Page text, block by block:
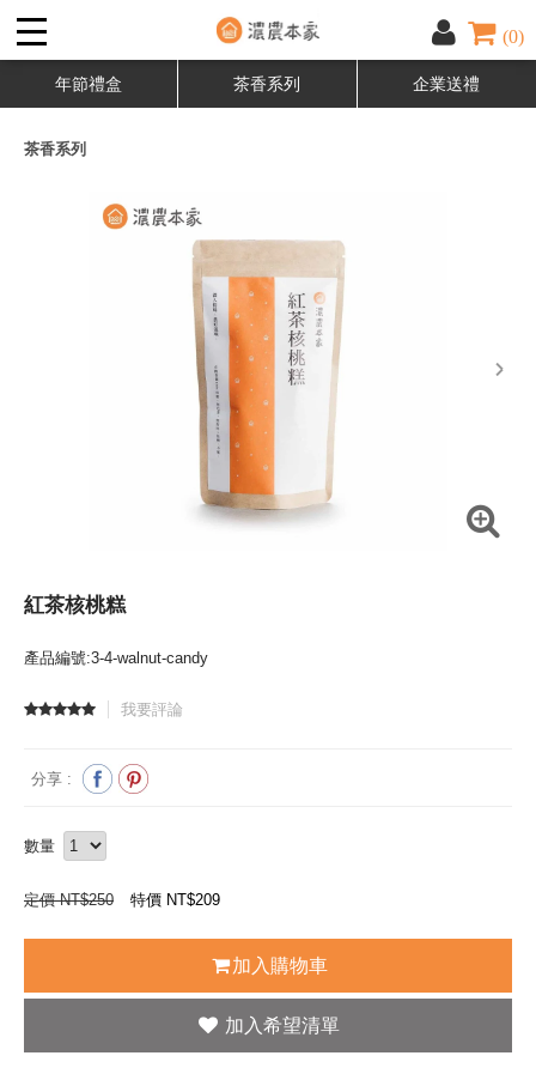
(0)
年節禮盒 茶香系列 企業送禮
茶香系列
next
紅茶核桃糕
產品編號:3-4-walnut-candy
我要評論
分享 :
數量
定價 NT$250 特價 NT$209
加入購物車